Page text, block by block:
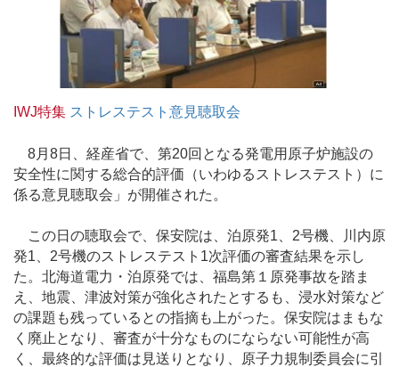
IWJ特集 ストレステスト意見聴取会
8月8日、経産省で、第20回となる発電用原子炉施設の
安全性に関する総合的評価（いわゆるストレステスト）に
係る意見聴取会」が開催された。
この日の聴取会で、保安院は、泊原発1、2号機、川内原
発1、2号機のストレステスト1次評価の審査結果を示し
た。北海道電力・泊原発では、福島第１原発事故を踏ま
え、地震、津波対策が強化されたとするも、浸水対策など
の課題も残っているとの指摘も上がった。保安院はまもな
く廃止となり、審査が十分なものにならない可能性が高
く、最終的な評価は見送りとなり、原子力規制委員会に引